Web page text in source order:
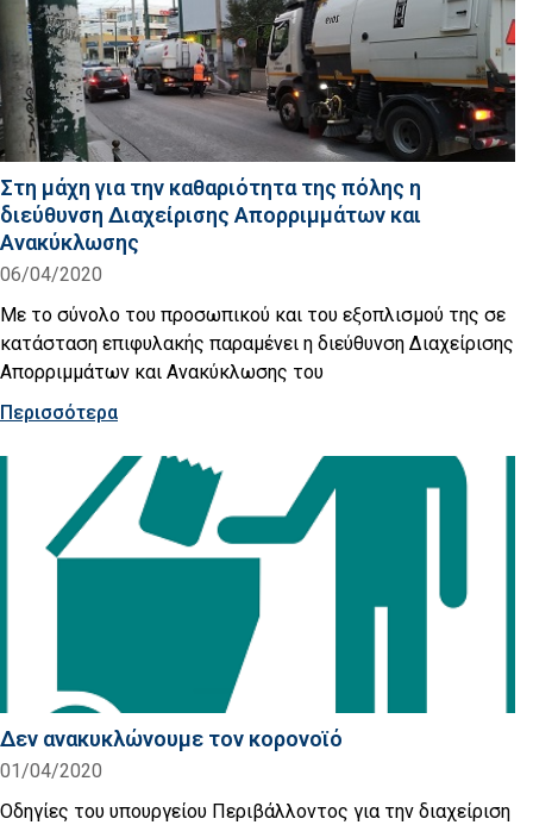
Στη μάχη για την καθαριότητα της πόλης η
διεύθυνση Διαχείρισης Απορριμμάτων και
Ανακύκλωσης
06/04/2020
Με το σύνολο του προσωπικού και του εξοπλισμού της σε
κατάσταση επιφυλακής παραμένει η διεύθυνση Διαχείρισης
Απορριμμάτων και Ανακύκλωσης του
Περισσότερα
Δεν ανακυκλώνουμε τον κορoνoϊό
01/04/2020
Οδηγίες του υπουργείου Περιβάλλοντος για την διαχείριση